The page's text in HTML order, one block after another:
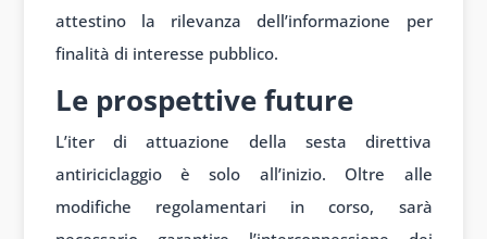
attestino la rilevanza dell’informazione per
finalità di interesse pubblico.
Le prospettive future
L’iter di attuazione della sesta direttiva
antiriciclaggio è solo all’inizio. Oltre alle
modifiche regolamentari in corso, sarà